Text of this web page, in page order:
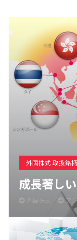
外国株式 取扱銘
成長著し
ア